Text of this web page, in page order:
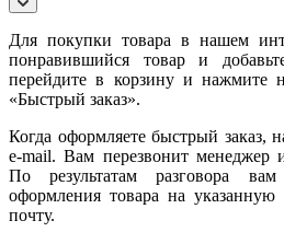
Для покупки товара в нашем
понравившийся товар и
перейдите в корзину и нажмите
«Быстрый заказ».
Когда оформляете быстрый
e-mail. Вам перезвонит менеджер
По результатам разговора
оформления товара на указанную
почту.